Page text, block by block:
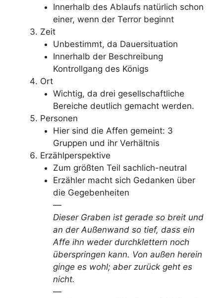
Innerhalb des Ablaufs natürlich schon
einer, wenn der Terror beginnt
Zeit
Unbestimmt, da Dauersituation
Innerhalb der Beschreibung
Kontrollgang des Königs
Ort
Wichtig, da drei gesellschaftliche
Bereiche deutlich gemacht werden.
Personen
Hier sind die Affen gemeint: 3
Gruppen und ihr Verhältnis
Erzählperspektive
Zum größten Teil sachlich-neutral
Erzähler macht sich Gedanken über
die Gegebenheiten
—
Dieser Graben ist gerade so breit und
an der Außenwand so tief, dass ein
Affe ihn weder durchklettern noch
überspringen kann. Von außen herein
ginge es wohl; aber zurück geht es
nicht.
—